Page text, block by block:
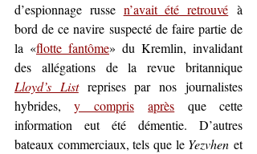
d’espionnage russe n’avait été retrouvé à
bord de ce navire suspecté de faire partie de
la «flotte fantôme» du Kremlin, invalidant
Lloyd’s List reprises par nos journalistes
hybrides, y compris après que cette
information eut été démentie. D’autres
bateaux commerciaux, tels que le Yezvhen et